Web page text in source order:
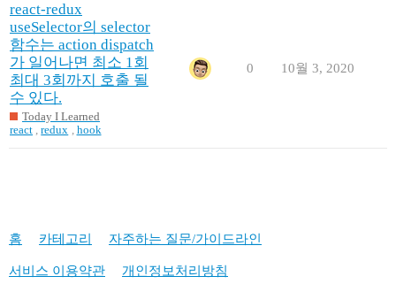
react-redux
useSelector의 selector
함수는 action dispatch
가 일어나면 최소 1회
최대 3회까지 호출 될
수 있다.
Today I Learned
react ,redux , hook
0 10월 3, 2020
홈 카테고리 자주하는 질문/가이드라인
서비스 이용약관 개인정보처리방침